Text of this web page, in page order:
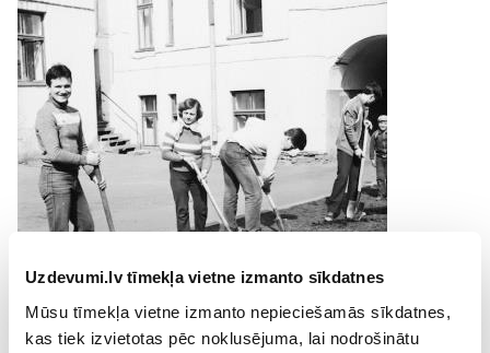
Uzdevumi.lv tīmekļa vietne izmanto sīkdatnes
Mūsu tīmekļa vietne izmanto nepieciešamās sīkdatnes,
kas tiek izvietotas pēc noklusējuma, lai nodrošinātu